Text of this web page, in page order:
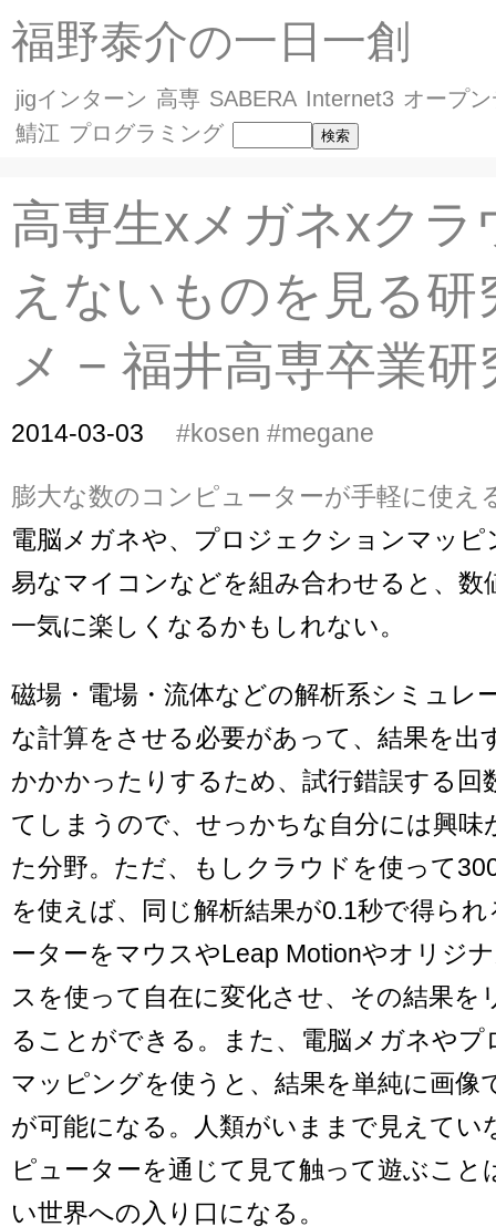
福野泰介の一日一創
jigインターン 高専 SABERA Internet3 オープ
鯖江 プログラミング
高専生xメガネxクラ
えないものを見る研
メ − 福井高専卒業研
2014-03-03 #kosen #megane
膨大な数のコンピューターが手軽に使え
電脳メガネや、プロジェクションマッピ
易なマイコンなどを組み合わせると、数
一気に楽しくなるかもしれない。
磁場・電場・流体などの解析系シミュレ
な計算をさせる必要があって、結果を出
かかかったりするため、試行錯誤する回
てしまうので、せっかちな自分には興味
た分野。ただ、もしクラウドを使って
を使えば、同じ解析結果が0.1秒で得ら
ーターをマウスやLeap Motionやオリジ
スを使って自在に変化させ、その結果を
ることができる。また、電脳メガネや
マッピングを使うと、結果を単純に画像
が可能になる。人類がいままで見えてい
ピューターを通じて見て触って遊ぶこと
い世界への入り口になる。